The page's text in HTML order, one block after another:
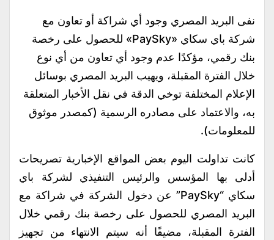
نفى البريد المصري وجود أي شراكة أو تعاون مع
شركة باي سكاي «PaySky» للحصول على رخصة
بنك رقمي، مؤكدًا عدم وجود أي تعاون من أي نوع
خلال الفترة المقبلة، ويهيب البريد المصري بوسائل
الإعلام المختلفة توخي الدقة في نقل الأخبار المتعلقة
به، والاعتماد على مصادره الرسمية (كمصدر موثوق
للمعلومات).
كانت تداولت اليوم بعض المواقع الإخبارية تصريحات
أدلى بها المؤسس والرئيس التنفيذي لشركة باي
سكاي “PaySky” عن دخول الشركة في شراكة مع
البريد المصري للحصول على رخصة بنك رقمي خلال
الفترة المقبلة، مضيفًا أنه سيتم الانتهاء من تجهيز